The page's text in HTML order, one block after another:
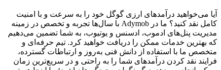
آیا می‌خواهید درآمدهای ارزی گوگل خود را به سرعت و با امنیت
کامل نقد کنید؟ ما در Adymob با سال‌ها تجربه و تخصص در زمینه
مدیریت پنل‌های ادموب، ادسنس و یوتیوب، به شما تضمین می‌دهیم
که بهترین خدمات ممکن را دریافت خواهید کرد. تیم حرفه‌ای و
متخصص ما با استفاده از دانش فنی به‌روز و ارتباطات گسترده،
فرایند نقد کردن درآمدهای شما را به راحتی و در سریع‌ترین زمان